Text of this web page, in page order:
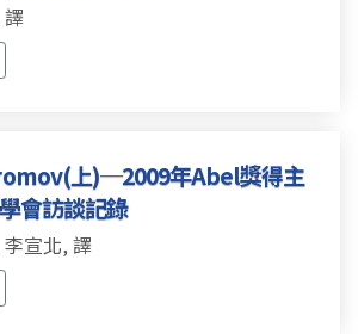
上)─2009年Abel獎得主
會訪談記錄
宣北, 譯